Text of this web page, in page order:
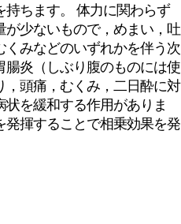
ちます。 体力に関わらず
少ないもので，めまい，吐
くみなどのいずれかを伴う次
炎（しぶり腹のものには使
頭痛，むくみ，二日酔に対
状を緩和する作用がありま
揮することで相乗効果を発